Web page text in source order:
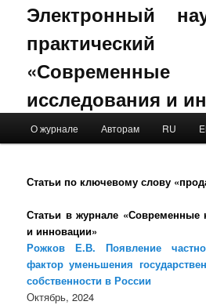
Электронный
исследования и
Skip to primary content
Skip to secondary content
О журнале Авторам RU
Статьи по ключевому слову
Статьи в журнале «Современные
и инновации»
Рожков Е.В. Появление
фактор уменьшения
собственности в России
Октябрь, 2024